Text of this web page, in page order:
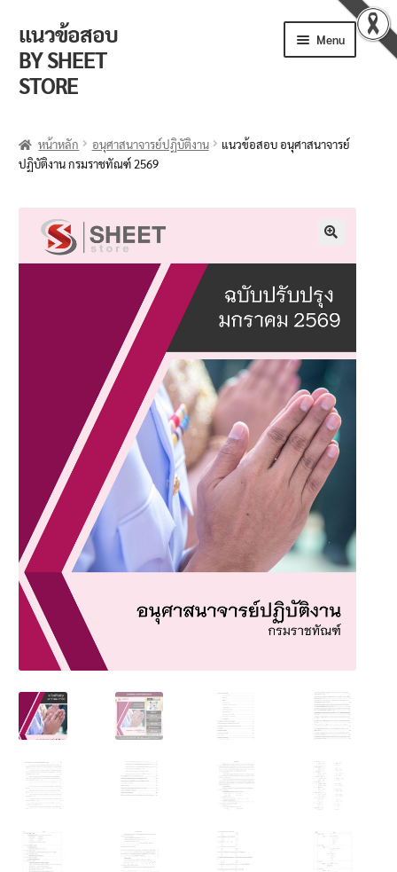
แนวข้อสอบ
BY SHEET
STORE
Menu
ตะกร้าสินค้า
วิธีการสั่งซื้อ
แจ้งชำระเงิน
ข่าวเปิดสอบงานราชการ
นโยบายคืนสินค้าและการจัดส่ง​
คำถามที่พบบ่อย
หน้าหลัก อนุศาสนาจารย์ปฏิบัติงาน
แนวข้อสอบ อนุศาสนาจารย์
ปฏิบัติงาน กรมราชทัณฑ์ 2569